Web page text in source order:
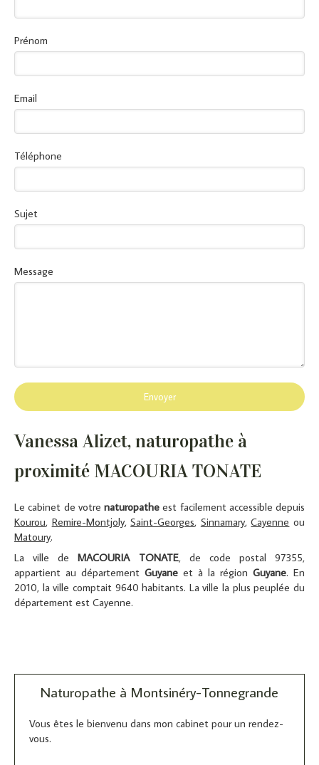
Prénom
Email
Téléphone
Sujet
Message
Envoyer
Vanessa Alizet, naturopathe à
proximité MACOURIA TONATE
Le cabinet de votre naturopathe est facilement accessible depuis
Kourou, Remire-Montjoly,Saint-Georges, Sinnamary,Cayenne ou
Matoury.
La ville deMACOURIA TONATE, de code postal 97355,
appartient au département Guyane et à la région Guyane. En
2010, la ville comptait 9640 habitants. La ville la plus peuplée du
département est Cayenne.
Naturopathe à Montsinéry-Tonnegrande
Vous êtes le bienvenu dans mon cabinet pour un rendez-
vous.